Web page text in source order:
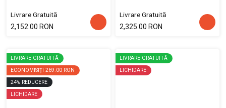
Livrare Gratuită
2,152.00 RON
Livrare Gratuită
2,325.00 RON
LIVRARE GRATUITĂ
ECONOMISIȚI 269.00 RON
24% REDUCERE
LICHIDARE
LIVRARE GRATUITĂ
LICHIDARE